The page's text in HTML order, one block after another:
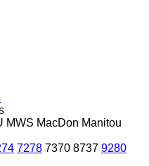
MWS MacDon Manitou
7278 7370 8737 9280